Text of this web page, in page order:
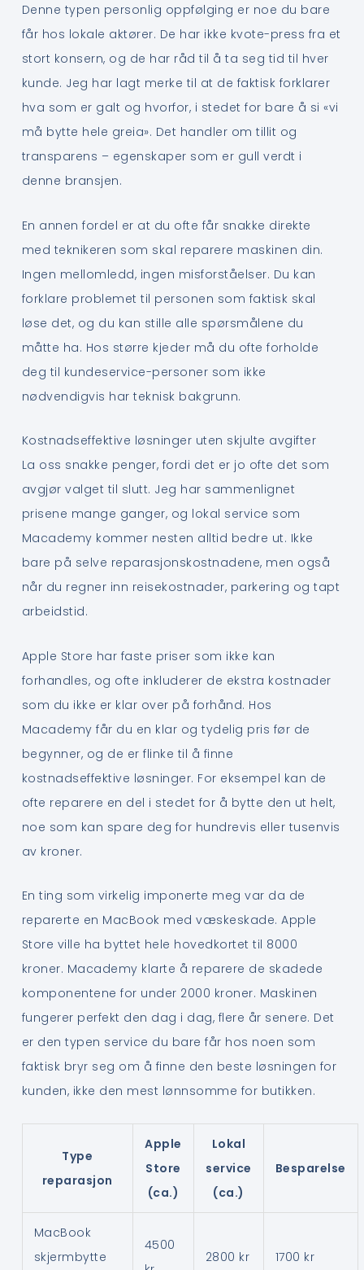
Denne typen personlig oppfølging er noe du bare
får hos lokale aktører. De har ikke kvote-press fra et
stort konsern, og de har råd til å ta seg tid til hver
kunde. Jeg har lagt merke til at de faktisk forklarer
hva som er galt og hvorfor, i stedet for bare å si «vi
må bytte hele greia». Det handler om tillit og
transparens – egenskaper som er gull verdt i
denne bransjen.
En annen fordel er at du ofte får snakke direkte
med teknikeren som skal reparere maskinen din.
Ingen mellomledd, ingen misforståelser. Du kan
forklare problemet til personen som faktisk skal
løse det, og du kan stille alle spørsmålene du
måtte ha. Hos større kjeder må du ofte forholde
deg til kundeservice-personer som ikke
nødvendigvis har teknisk bakgrunn.
Kostnadseffektive løsninger uten skjulte avgifter
La oss snakke penger, fordi det er jo ofte det som
avgjør valget til slutt. Jeg har sammenlignet
prisene mange ganger, og lokal service som
Macademy kommer nesten alltid bedre ut. Ikke
bare på selve reparasjonskostnadene, men også
når du regner inn reisekostnader, parkering og tapt
arbeidstid.
Apple Store har faste priser som ikke kan
forhandles, og ofte inkluderer de ekstra kostnader
som du ikke er klar over på forhånd. Hos
Macademy får du en klar og tydelig pris før de
begynner, og de er flinke til å finne
kostnadseffektive løsninger. For eksempel kan de
ofte reparere en del i stedet for å bytte den ut helt,
noe som kan spare deg for hundrevis eller tusenvis
av kroner.
En ting som virkelig imponerte meg var da de
reparerte en MacBook med væskeskade. Apple
Store ville ha byttet hele hovedkortet til 8000
kroner. Macademy klarte å reparere de skadede
komponentene for under 2000 kroner. Maskinen
fungerer perfekt den dag i dag, flere år senere. Det
er den typen service du bare får hos noen som
faktisk bryr seg om å finne den beste løsningen for
kunden, ikke den mest lønnsomme for butikken.
Type
reparasjon
Apple
Store
(ca.)
Lokal
service
(ca.)
Besparelse
MacBook
skjermbytte
4500
2800 kr 1700 kr